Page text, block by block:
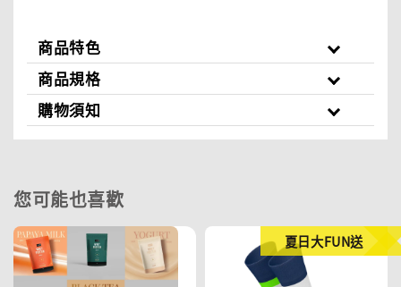
商品特色
商品規格
購物須知
您可能也喜歡
夏日大FUN送